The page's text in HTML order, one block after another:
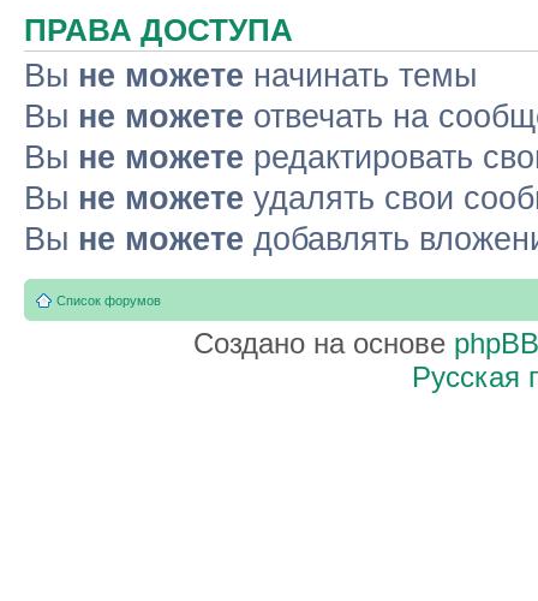
ПРАВА ДОСТУПА
Вы не можете начинать темы
Вы не можете отвечать на
Вы не можете редактировать
Вы не можете удалять свои
Вы не можете добавлять
Список форумов
Создано на основе phpBB
Русская